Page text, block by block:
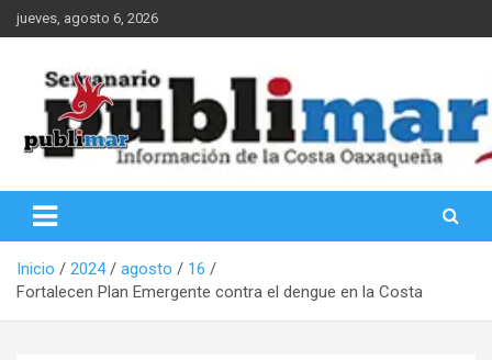
Saltar
al
jueves, agosto 6, 2026
PubliMar
Inicio 2024 agosto
16
Fortalecen Plan Emergente contra el dengue en la Costa